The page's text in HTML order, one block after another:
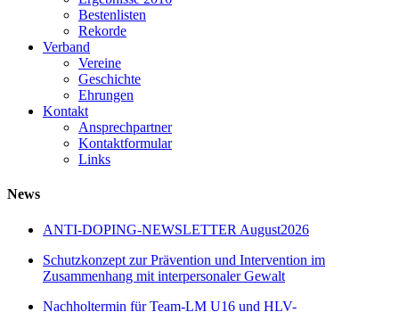
Bestenlisten
Rekorde
Verband
Vereine
Geschichte
Ehrungen
Kontakt
Ansprechpartner
Kontaktformular
Links
News
ANTI-DOPING-NEWSLETTER August2026
Schutzkonzept zur Prävention und Intervention im
Zusammenhang mit interpersonaler Gewalt
Nachholtermin für Team-LM U16 und HLV-